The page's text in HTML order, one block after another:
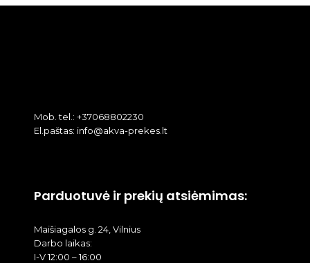
Mob. tel.: +37068802230
El.paštas: info@akva-prekes.lt
Parduotuvė ir prekių atsiėmimas:
Maišiagalos g. 24, Vilnius
Darbo laikas:
I-V 12:00 – 16:00